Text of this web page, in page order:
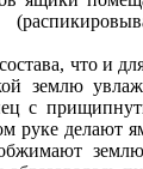
что и
землю
с
руке делают